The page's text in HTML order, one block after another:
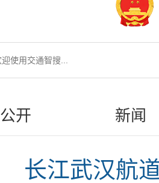
公开 新闻
长江武汉航